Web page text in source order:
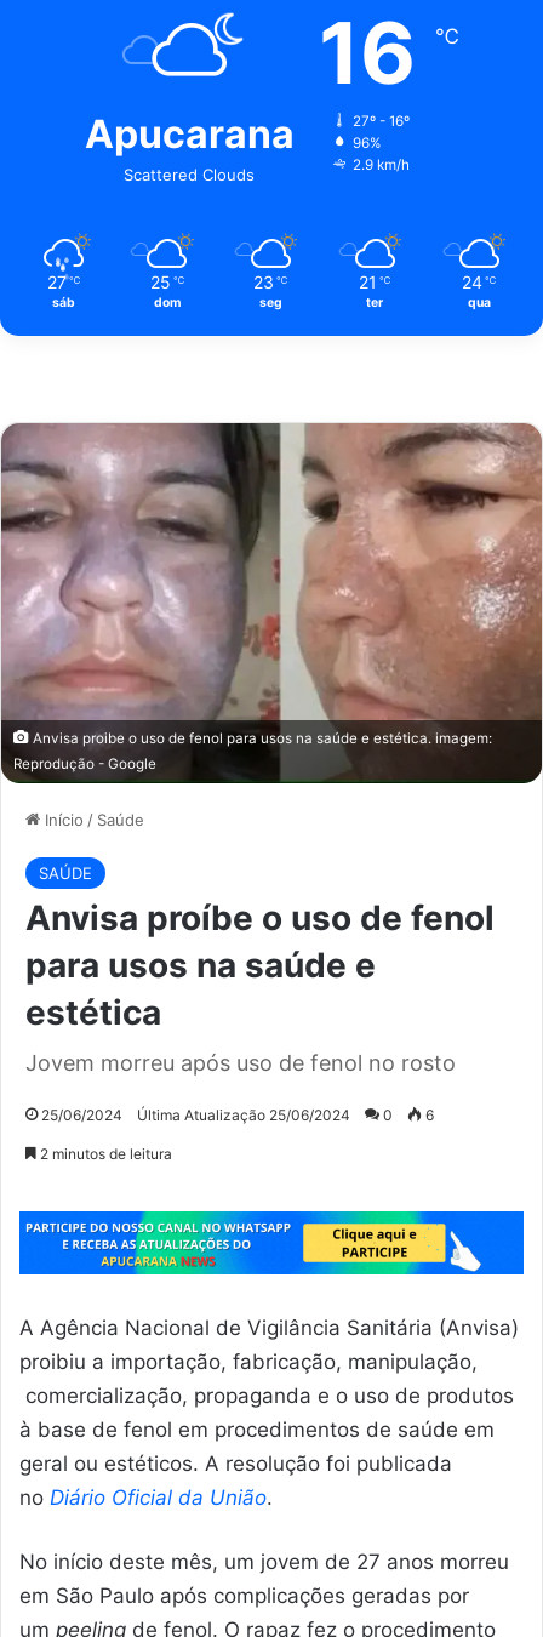
Anvisa proibe o uso de fenol para usos na saúde e estética. imagem:
Reprodução - Google
Início / Saúde
SAÚDE
Anvisa proíbe o uso de fenol
para usos na saúde e
estética
Jovem morreu após uso de fenol no rosto
25/06/2024 Última Atualização 25/06/2024 0 6
2 minutos de leitura
A Agência Nacional de Vigilância Sanitária (Anvisa)
proibiu a importação, fabricação, manipulação,
comercialização, propaganda e o uso de produtos
à base de fenol em procedimentos de saúde em
geral ou estéticos. A resolução foi publicada
no Diário Oficial da União.
No início deste mês, um jovem de 27 anos morreu
em São Paulo após complicações geradas por
um peeling de fenol. O rapaz fez o procedimento
Apucarana
Scattered Clouds
16 ℃
27º - 16º
96%
2.9 km/h
27 ℃
sáb
25 ℃
dom
23 ℃
seg
21 ℃
ter
24 ℃
qua